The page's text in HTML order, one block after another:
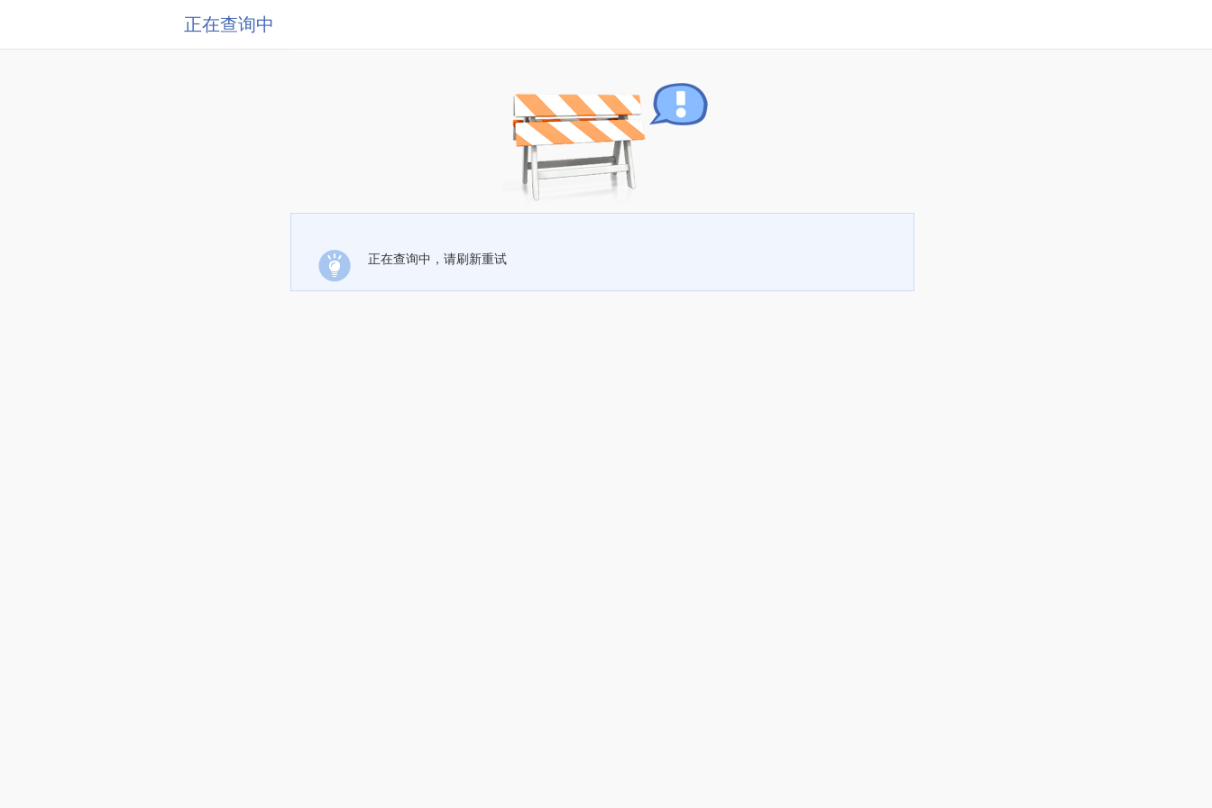
正在查询中
正在查询中，请刷新重试